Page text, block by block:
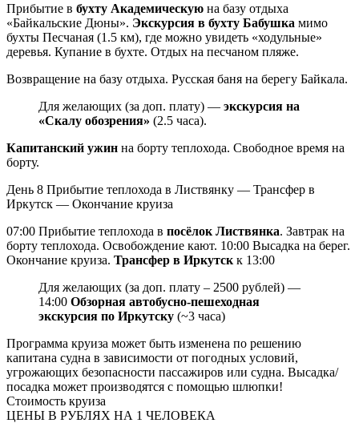
Прибытие в бухту Академическую на базу отдыха
«Байкальские Дюны». Экскурсия в бухту Бабушка мимо
бухты Песчаная (1.5 км), где можно увидеть «ходульные»
деревья. Купание в бухте. Отдых на песчаном пляже.
Возвращение на базу отдыха. Русская баня на берегу Байкала.
Для желающих (за доп. плату) — экскурсия на
«Скалу обозрения» (2.5 часа).
Капитанский ужин на борту теплохода. Свободное время на
борту.
День 8 Прибытие теплохода в Листвянку — Трансфер в
Иркутск — Окончание круиза
07:00 Прибытие теплохода в посёлок Листвянка. Завтрак на
борту теплохода. Освобождение кают. 10:00 Высадка на берег.
Окончание круиза. Трансфер в Иркутск к 13:00
Для желающих (за доп. плату – 2500 рублей) —
14:00 Обзорная автобусно-пешеходная
экскурсия по Иркутску (~3 часа)
Программа круиза может быть изменена по решению
капитана судна в зависимости от погодных условий,
угрожающих безопасности пассажиров или судна. Высадка/
посадка может производятся с помощью шлюпки!
Стоимость круиза
ЦЕНЫ В РУБЛЯХ НА 1 ЧЕЛОВЕКА